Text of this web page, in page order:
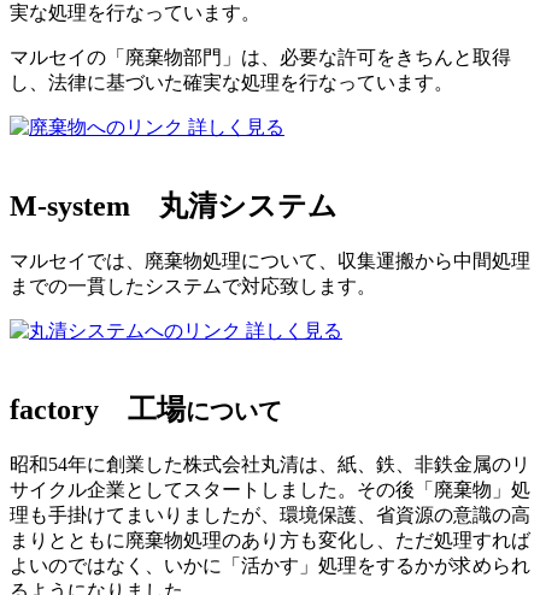
実な処理を行なっています。
マルセイの「廃棄物部門」は、必要な許可をきちんと取得
し、法律に基づいた確実な処理を行なっています。
詳しく見る
M-system 丸清システム
マルセイでは、廃棄物処理について、収集運搬から中間処理
までの一貫したシステムで対応致します。
詳しく見る
factory 工場について
昭和54年に創業した株式会社丸清は、紙、鉄、非鉄金属のリ
サイクル企業としてスタートしました。その後「廃棄物」処
理も手掛けてまいりましたが、環境保護、省資源の意識の高
まりとともに廃棄物処理のあり方も変化し、ただ処理すれば
よいのではなく、いかに「活かす」処理をするかが求められ
るようになりました。